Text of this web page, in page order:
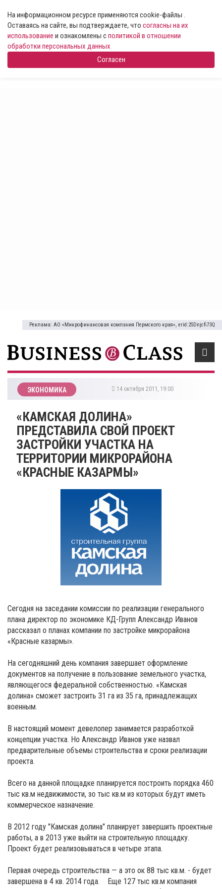
На информационном ресурсе применяются cookie-файлы .
Оставаясь на сайте, вы подтверждаете, что согласны на их
использование и ознакомлены сполитикой в отношении
обработки персональных данных
Согласен
Реклама: АО «Микрофинансовая компания Пермского края», erid:2SDnjcfi73Q
ЭКОНОМИКА 14 октября 2011, 19:00
«КАМСКАЯ ДОЛИНА»
ПРЕДСТАВИЛА СВОЙ ПРОЕКТ
ЗАСТРОЙКИ УЧАСТКА НА
ТЕРРИТОРИИ МИКРОРАЙОНА
«КРАСНЫЕ КАЗАРМЫ»
Сегодня на заседании комиссии по реализации генерального
плана директор по экономике КД-Групп Александр Иванов
рассказал о планах компании по застройке микрорайона
«Красные казармы».
На сегодняшний день компания завершает оформление
документов на получение в пользование земельного участка,
являющегося федеральной собственностью. «Камская
долина» сможет застроить 31 га из 35 га, принадлежащих
военным.
В настоящий момент девелопер занимается разработкой
концепции участка. Но Александр Иванов уже назвал
предварительные объемы строительства и сроки реализации
проекта.
Всего на данной площадке планируется построить порядка 460
тыс кв.м недвижимости, зо тыс кв.м из которых будут иметь
коммерческое назначение.
В 2012 году "Камская долина" планирует завершить проектные
работы, а в 2013 уже выйти на строительную площадку.
Проект будет реализовываться в четыре этапа.
Первая очередь строительства — а это ок 88 тыс кв.м. - будет
завершена в 4 кв. 2014 года. Еще 127 тыс кв.м компания